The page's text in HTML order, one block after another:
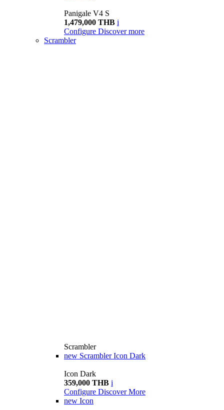
Panigale V4 S
1,479,000 THB i
Configure Discover more
Scrambler
Scrambler
new Scrambler Icon Dark
Icon Dark
359,000 THB i
Configure Discover More
new Icon